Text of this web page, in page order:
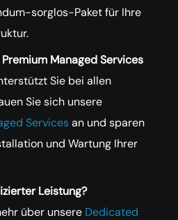
sorglos-Paket für Ihre
Managed Services
Sie bei allen
Sie sich unsere
Servicesan und sparen
und Wartung Ihrer
Leistung?
über unsere Dedicated